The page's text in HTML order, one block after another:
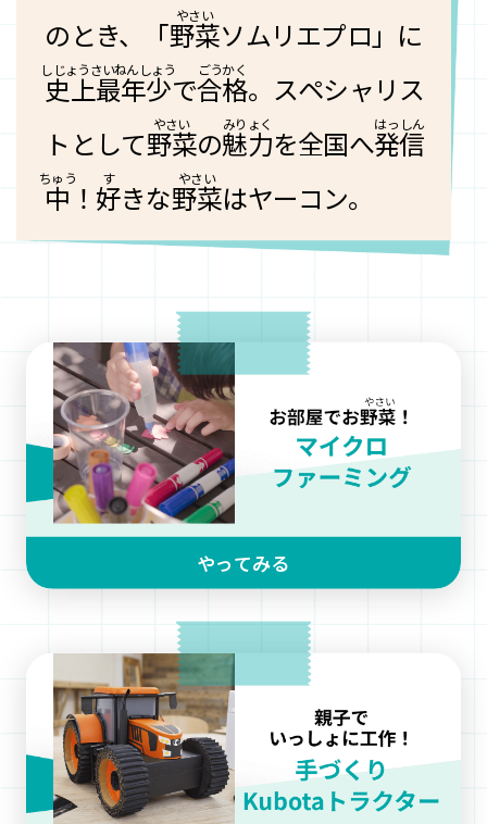
のとき、「野菜ソムリエプロ」に
史上最年少で合格。スペシャリス
トとして野菜の魅力を全国へ発信
中！ 好きな野菜はヤーコン。
やってみる